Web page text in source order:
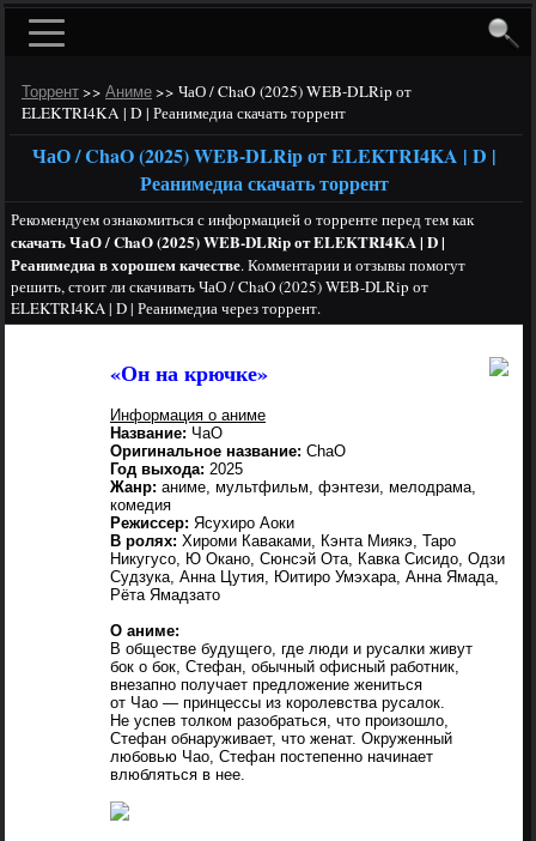
Торрент >> Аниме >> ЧаО / ChaO (2025) WEB-DLRip от
ELEKTRI4KA | D | Реанимедиа скачать торрент
ЧаО / ChaO (2025) WEB-DLRip от ELEKTRI4KA | D |
Реанимедиа скачать торрент
Рекомендуем ознакомиться с информацией о торренте перед тем как
скачать ЧаО / ChaO (2025) WEB-DLRip от ELEKTRI4KA | D |
Реанимедиа в хорошем качестве. Комментарии и отзывы помогут
решить, стоит ли скачивать ЧаО / ChaO (2025) WEB-DLRip от
ELEKTRI4KA | D | Реанимедиа через торрент.
«Он на крючке»
Информация о аниме
Название: ЧаО
Оригинальное название: ChaO
Год выхода: 2025
Жанр: аниме, мультфильм, фэнтези, мелодрама,
комедия
Режиссер: Ясухиро Аоки
В ролях: Хироми Каваками, Кэнта Миякэ, Таро
Никугусо, Ю Окано, Сюнсэй Ота, Кавка Сисидо, Одзи
Судзука, Анна Цутия, Юитиро Умэхара, Анна Ямада,
Рёта Ямадзато
О аниме:
В обществе будущего, где люди и русалки живут
бок о бок, Стефан, обычный офисный работник,
внезапно получает предложение жениться
от Чао — принцессы из королевства русалок.
Не успев толком разобраться, что произошло,
Стефан обнаруживает, что женат. Окруженный
любовью Чао, Стефан постепенно начинает
влюбляться в нее.